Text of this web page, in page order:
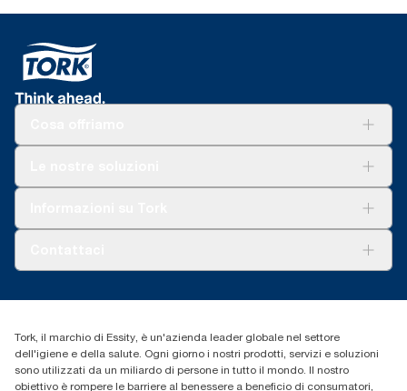
+39 0331 443896
Tork, il marchio di Essity, è un'azienda leader globale nel settore
dell'igiene e della salute. Ogni giorno i nostri prodotti, servizi e soluzioni
sono utilizzati da un miliardo di persone in tutto il mondo. Il nostro
obiettivo è rompere le barriere al benessere a beneficio di consumatori,